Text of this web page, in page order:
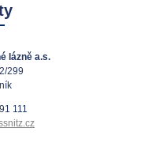
lázně a.s.
299
111